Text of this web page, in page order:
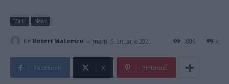
Main News
De Robert Mateescu - marți, 5 ianuarie 2021 4
1806
Facebook X Pinterest